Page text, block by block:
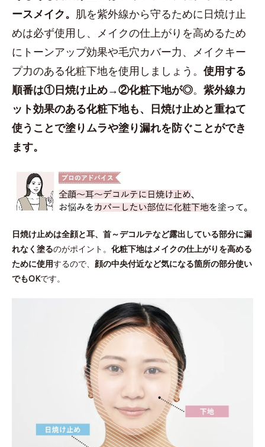
ースメイク。 肌を紫外線から守るために日焼け止
めは必ず使用し、メイクの仕上がりを高めるため
にトーンアップ効果や毛穴カバー力、メイクキー
プ力のある化粧下地を使用しましょう。 使用する
順番は①日焼け止め→②化粧下地が◎。 紫外線カ
ット効果のある化粧下地も、日焼け止めと重ねて
使うことで塗りムラや塗り漏れを防ぐことができ
ます。
日焼け止めは全顔と耳、首～デコルテなど露出している部分に漏
れなく塗るのがポイント。 化粧下地はメイクの仕上がりを高める
ために使用するので、 顔の中央付近など気になる箇所の部分使い
でもOKです。